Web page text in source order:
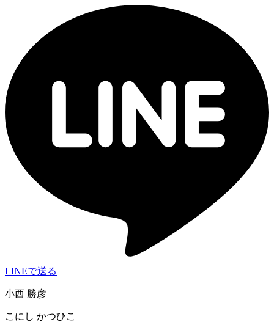
LINEで送る
小西 勝彦
こにし かつひこ